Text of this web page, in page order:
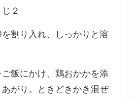
２
割り入れ、しっかりと溶
飯にかけ、鶏おかかを添
あがり。ときどきかき混ぜ